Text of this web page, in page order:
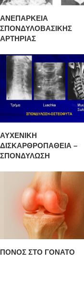
ΑΝΕΠΑΡΚΕΙΑ
ΣΠΟΝΔΥΛΟΒΑΣΙΚΗΣ
ΑΡΤΗΡΙΑΣ
ΑΥΧΕΝΙΚΗ
ΔΙΣΚΑΡΘΡΟΠΑΘΕΙΑ –
ΣΠΟΝΔΥΛΩΣΗ
ΠΟΝΟΣ ΣΤΟ ΓΟΝΑΤΟ